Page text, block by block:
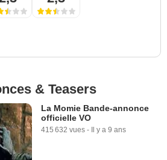
& Teasers
La Momie Bande-annonce
officielle VO
415 632 vues - Il y a 9 ans